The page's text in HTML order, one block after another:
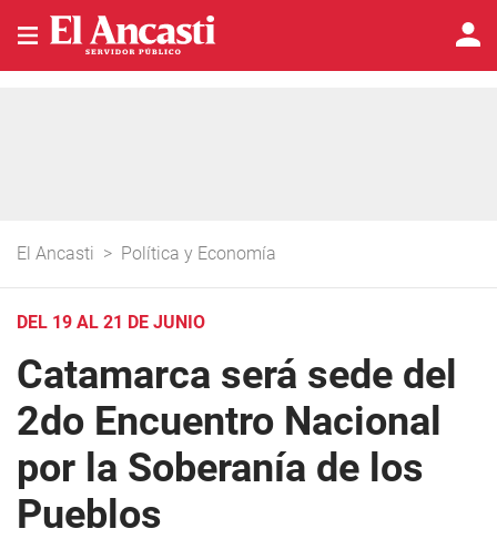
El Ancasti > Política y Economía
DEL 19 AL 21 DE JUNIO
Catamarca será sede del
2do Encuentro Nacional
por la Soberanía de los
Pueblos